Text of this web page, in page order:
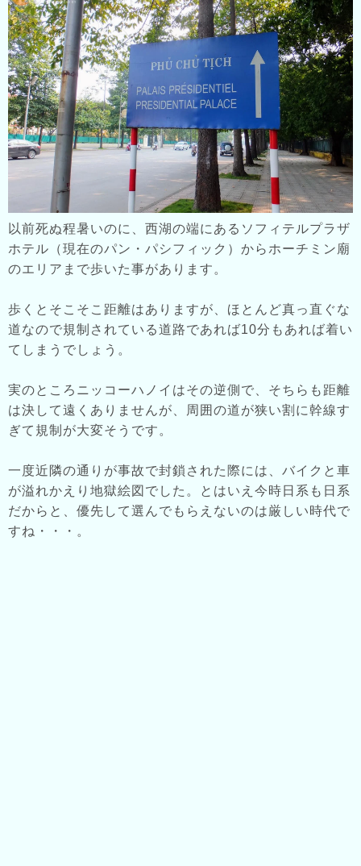
以前死ぬ程暑いのに、西湖の端にあるソフィテルプラザ
ホテル（現在のパン・パシフィック）からホーチミン廟
のエリアまで歩いた事があります。
歩くとそこそこ距離はありますが、ほとんど真っ直ぐな
道なので規制されている道路であれば10分もあれば着い
てしまうでしょう。
実のところニッコーハノイはその逆側で、そちらも距離
は決して遠くありませんが、周囲の道が狭い割に幹線す
ぎて規制が大変そうです。
一度近隣の通りが事故で封鎖された際には、バイクと車
が溢れかえり地獄絵図でした。とはいえ今時日系も日系
だからと、優先して選んでもらえないのは厳しい時代で
すね・・・。